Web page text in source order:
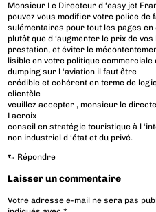
Monsieur Le Directeur d ‘easy jet
pouvez vous modifier votre police de
sulémentaires pour tout les pages en
plutôt que d ‘augmenter le prix de
prestation, et éviter le
lisible en votre politique commerciale
dumping sur l ‘aviation il faut être
crédible et cohérent en terme de
clientèle
veuillez accepter , monsieur le
Lacroix
conseil en stratégie touristique à l
non industriel d ‘état et du privé.
⮑ Répondre
Laisser un commentaire
Votre adresse e-mail ne sera pas